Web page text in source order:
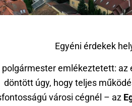
Egyéni érdekek
polgármester emlékeztetett: az
döntött úgy, hogy teljes
városi cégnél – az